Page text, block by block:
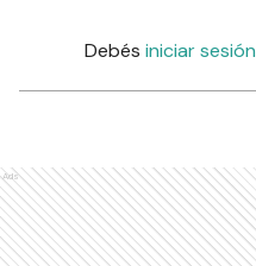
Debés iniciar sesión
Ads